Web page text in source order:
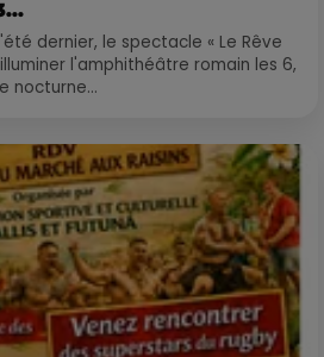
dernier, le spectacle « Le Rêve
l'amphithéâtre romain les 6,
nocturne...